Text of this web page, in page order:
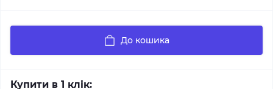
До кошика
Купити в 1 клік: